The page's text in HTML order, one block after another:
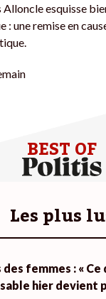
esquisse
: une remise en
BEST OF
Les plus
femmes : «
hier devient